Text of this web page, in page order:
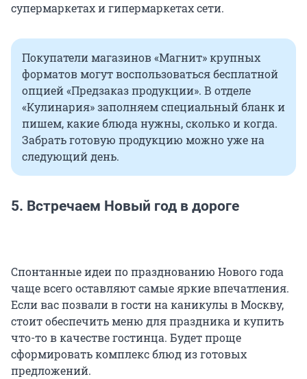
супермаркетах и гипермаркетах сети.
Покупатели магазинов «Магнит» крупных
форматов могут воспользоваться бесплатной
опцией «Предзаказ продукции». В отделе
«Кулинария» заполняем специальный бланк и
пишем, какие блюда нужны, сколько и когда.
Забрать готовую продукцию можно уже на
следующий день.
5. Встречаем Новый год в дороге
Спонтанные идеи по празднованию Нового года
чаще всего оставляют самые яркие впечатления.
Если вас позвали в гости на каникулы в Москву,
стоит обеспечить меню для праздника и купить
что-то в качестве гостинца. Будет проще
сформировать комплекс блюд из готовых
предложений.